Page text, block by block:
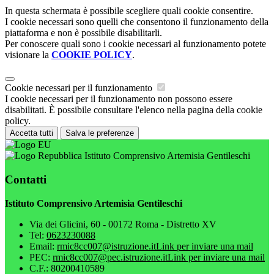
In questa schermata è possibile scegliere quali cookie consentire.
I cookie necessari sono quelli che consentono il funzionamento della
piattaforma e non è possibile disabilitarli.
Per conoscere quali sono i cookie necessari al funzionamento potete
visionare la COOKIE POLICY.
Cookie necessari per il funzionamento
I cookie necessari per il funzionamento non possono essere
disabilitati. È possibile consultare l'elenco nella pagina della cookie
policy.
Accetta tutti Salva le preferenze
Istituto Comprensivo Artemisia Gentileschi
Contatti
Istituto Comprensivo Artemisia Gentileschi
Via dei Glicini, 60 - 00172 Roma - Distretto XV
Tel: 0623230088
Email: rmic8cc007@istruzione.itLink per inviare una mail
PEC: rmic8cc007@pec.istruzione.itLink per inviare una mail
C.F.: 80200410589